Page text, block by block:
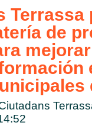
Terrassa
de